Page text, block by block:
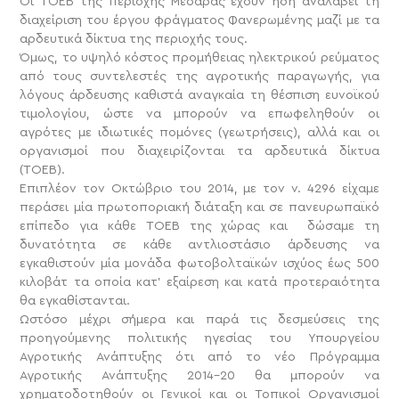
διαχείριση του έργου φράγματος Φανερωμένης μαζί με τα
αρδευτικά δίκτυα της περιοχής τους.
Όμως, το υψηλό κόστος προμήθειας ηλεκτρικού ρεύματος
από τους συντελεστές της αγροτικής παραγωγής, για
λόγους άρδευσης καθιστά αναγκαία τη θέσπιση ευνοϊκού
τιμολογίου, ώστε να μπορούν να επωφεληθούν οι
αγρότες με ιδιωτικές πομόνες (γεωτρήσεις), αλλά και οι
οργανισμοί που διαχειρίζονται τα αρδευτικά δίκτυα
(ΤΟΕΒ).
Επιπλέον τον Οκτώβριο του 2014, με τον ν. 4296 είχαμε
περάσει μία πρωτοποριακή διάταξη και σε πανευρωπαϊκό
επίπεδο για κάθε ΤΟΕΒ της χώρας και δώσαμε τη
δυνατότητα σε κάθε αντλιοστάσιο άρδευσης να
εγκαθιστούν μία μονάδα φωτοβολταϊκών ισχύος έως 500
κιλοβάτ τα οποία κατ’ εξαίρεση και κατά προτεραιότητα
θα εγκαθίστανται.
Ωστόσο μέχρι σήμερα και παρά τις δεσμεύσεις της
προηγούμενης πολιτικής ηγεσίας του Υπουργείου
Αγροτικής Ανάπτυξης ότι από το νέο Πρόγραμμα
Αγροτικής Ανάπτυξης 2014-20 θα μπορούν να
χρηματοδοτηθούν οι Γενικοί και οι Τοπικοί Οργανισμοί